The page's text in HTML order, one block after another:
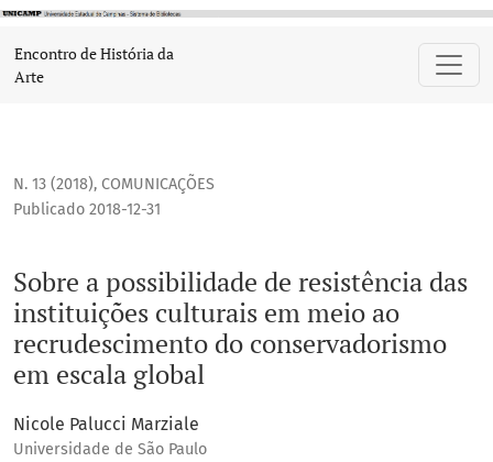
Sobre a possibilidade de resistência das instituições
Encontro de História da
Arte
N. 13 (2018), COMUNICAÇÕES
Sobre a possibilidade de resistência das
instituições culturais em meio ao
recrudescimento do conservadorismo
em escala global
Publicado 2018-12-31
Nicole Palucci Marziale
Universidade de São Paulo